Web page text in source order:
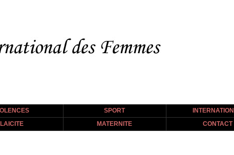
SPORT
LAICITE MATERNITE CONTACT